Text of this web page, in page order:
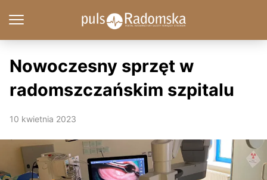
Nowoczesny sprzęt w
radomszczańskim szpitalu
10 kwietnia 2023